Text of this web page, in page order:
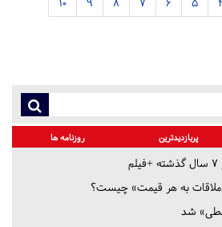
پربازدیدترین روزنامه ها
و ملاقات به هر قیمت» چیست؟
شد